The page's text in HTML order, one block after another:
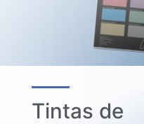
Tintas de
Tampografía